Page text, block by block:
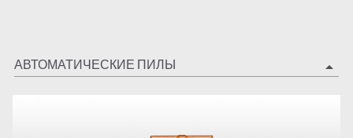
АВТОМАТИЧЕСКИЕ ПИЛЫ arrow_drop_up